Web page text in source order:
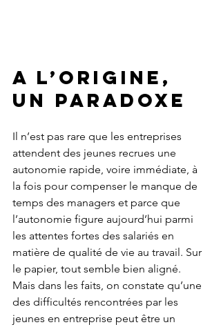
A l’origine,
un paradoxe
Il n’est pas rare que les entreprises
attendent des jeunes recrues une
autonomie rapide, voire immédiate, à
la fois pour compenser le manque de
temps des managers et parce que
l’autonomie figure aujourd’hui parmi
les attentes fortes des salariés en
matière de qualité de vie au travail. Sur
le papier, tout semble bien aligné.
Mais dans les faits, on constate qu’une
des difficultés rencontrées par les
jeunes en entreprise peut être un